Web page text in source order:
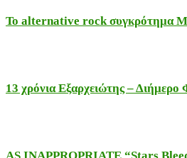
Το alternative rock συγκρότημα
13 χρόνια Εξαρχειώτης – Διήμερο